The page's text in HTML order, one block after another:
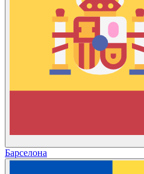
Барселона